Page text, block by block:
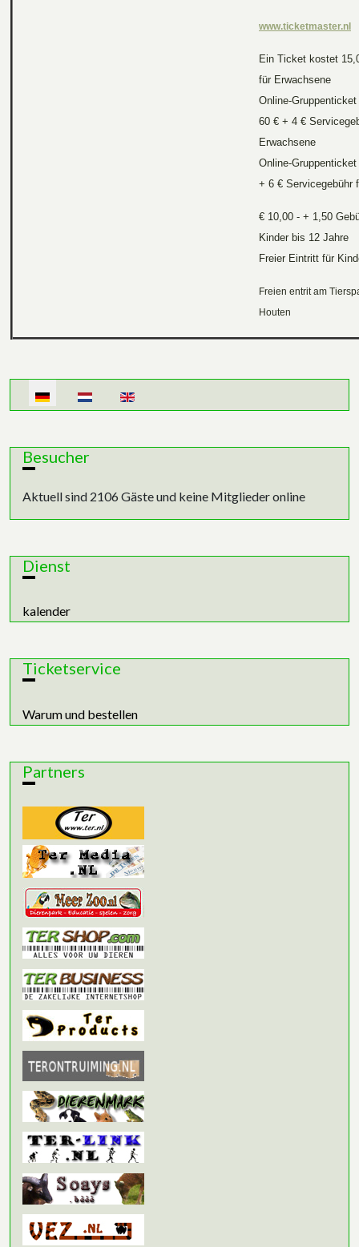
www.ticketmaster.nl
Ein Ticket kostet
für Erwachsene
Online-
60 € + 4 €
Erwachsene
Online-
+ 6 € Servicegebühr
€ 10,00 - + 1,50
Kinder bis 12 Jahre
Freier Eintritt für
Freien entrit am
Houten
Sprache auswählen
Besucher
Aktuell sind 2106 Gäste und keine Mitglieder online
Dienst
kalender
Ticketservice
Warum und bestellen
Partners